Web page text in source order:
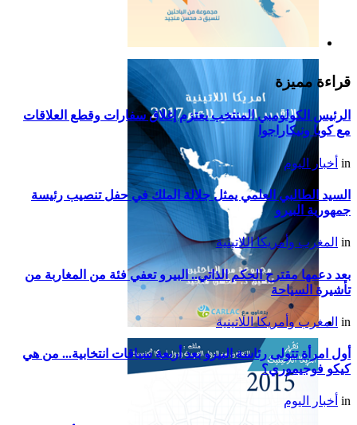
التقرير السياسي لأمريكا
اللاتينية للعام 2019
التقرير السياسي لأمريكا
اللاتينية للعام 2017
قراءة مميزة
الرئيس الكولومبي المنتخب يعتزم إغلاق سفارات وقطع العلاقات
مع كوبا ونيكاراجوا
in أخبار اليوم
السيد الطالبي العلمي يمثل جلالة الملك في حفل تنصيب رئيسة
جمهورية البيرو
in المغرب وأمريكا اللاتينية
بعد دعمها مقترح الحكم الذاتي.. البيرو تعفي فئة من المغاربة من
تأشيرة السياحة
in المغرب وأمريكا اللاتينية
أول امرأة تتولى رئاسة البيرو بعد أربعة سباقات انتخابية... من هي
كيكو فوجيموري؟
in أخبار اليوم